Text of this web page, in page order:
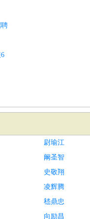
尉瑜江
阚圣智
史敬翔
凌辉腾
嵇鼎忠
向励昌